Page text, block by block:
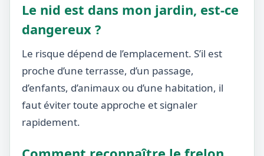
Le nid est dans mon jardin, est-ce
dangereux ?
Le risque dépend de l’emplacement. S’il est
proche d’une terrasse, d’un passage,
d’enfants, d’animaux ou d’une habitation, il
faut éviter toute approche et signaler
rapidement.